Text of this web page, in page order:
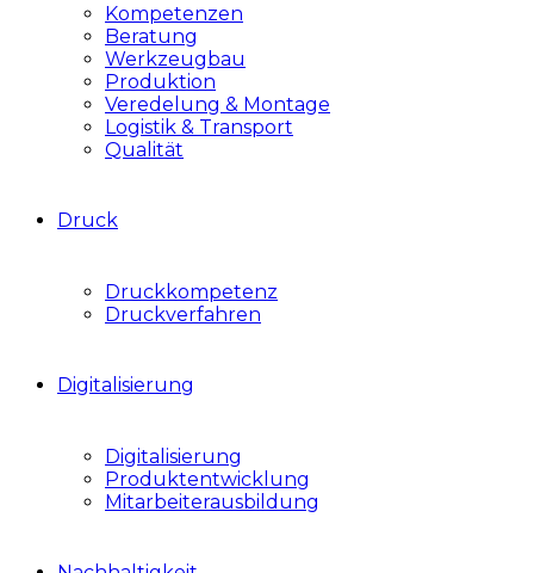
Kompetenzen
Beratung
Werkzeugbau
Produktion
Veredelung & Montage
Logistik & Transport
Qualität
Druck
Druckkompetenz
Druckverfahren
Digitalisierung
Digitalisierung
Produktentwicklung
Mitarbeiterausbildung